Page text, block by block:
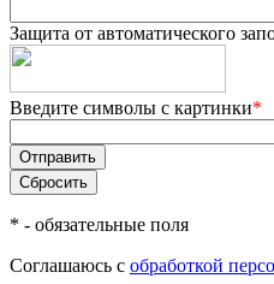
Защита от автоматического
Введите символы с картинки*
* - обязательные поля
Соглашаюсь с обработкой